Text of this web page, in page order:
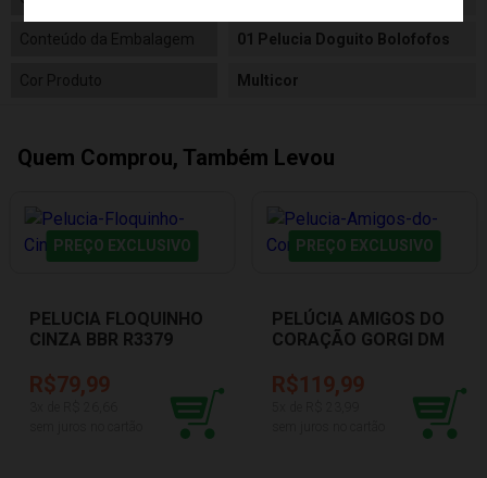
Conteúdo da Embalagem 01 Pelucia Doguito Bolofofos
Cor Produto Multicor
Quem Comprou, Também Levou
PREÇO EXCLUSIVO
PELUCIA FLOQUINHO
CINZA BBR R3379
R$79,99
PREÇO EXCLUSIVO
PELÚCIA AMIGOS DO
CORAÇÃO GORGI DM
R$119,99